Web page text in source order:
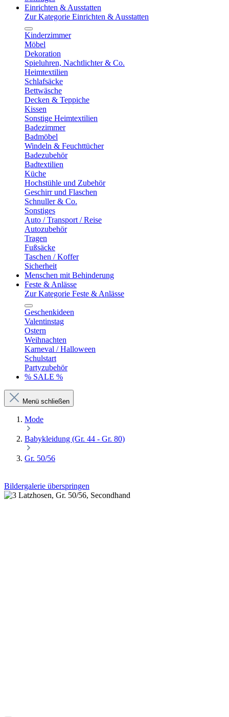
Einrichten & Ausstatten
Zur Kategorie Einrichten & Ausstatten
Kinderzimmer
Möbel
Dekoration
Spieluhren, Nachtlichter & Co.
Heimtextilien
Schlafsäcke
Bettwäsche
Decken & Teppiche
Kissen
Sonstige Heimtextilien
Badezimmer
Badmöbel
Windeln & Feuchttücher
Badezubehör
Badtextilien
Küche
Hochstühle und Zubehör
Geschirr und Flaschen
Schnuller & Co.
Sonstiges
Auto / Transport / Reise
Autozubehör
Tragen
Fußsäcke
Taschen / Koffer
Sicherheit
Menschen mit Behinderung
Feste & Anlässe
Zur Kategorie Feste & Anlässe
Geschenkideen
Valentinstag
Ostern
Weihnachten
Karneval / Halloween
Schulstart
Partyzubehör
% SALE %
Menü schließen
Mode
Babykleidung (Gr. 44 - Gr. 80)
Gr. 50/56
Bildergalerie überspringen